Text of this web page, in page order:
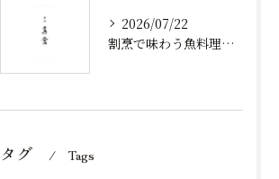
2026/07/22
割烹で味わう魚料理と北陸新幹線沿線の旬食体験を深掘り
タグ Tags